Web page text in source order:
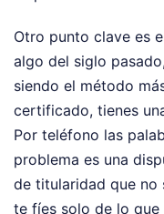
Otro punto clave es
algo del siglo
siendo el método
certificado, tienes
Por teléfono las
problema es una
de titularidad que no
te fíes solo de lo